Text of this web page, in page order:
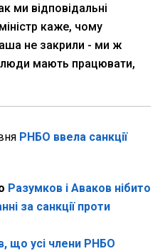
ми відповідальні
каже, чому
не закрили - ми ж
люди мають працювати,
РНБО ввела санкції
Разумков і Аваков нібито
за санкції проти
що усі члени РНБО